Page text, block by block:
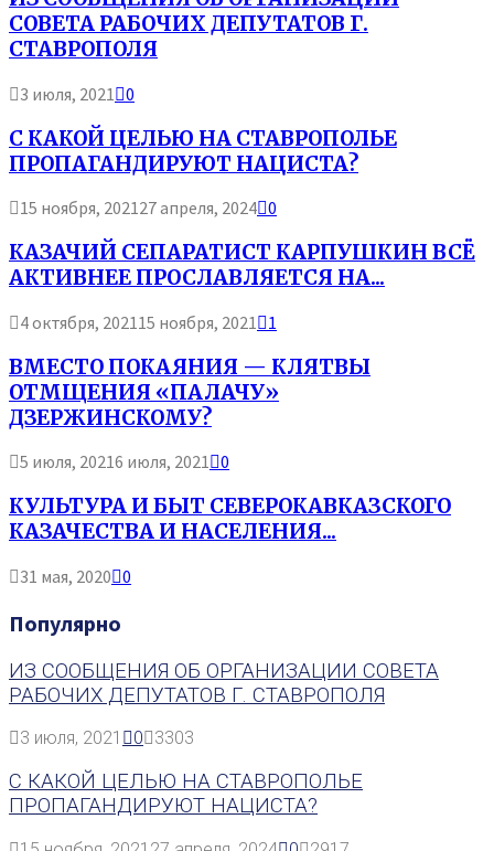
СОВЕТА РАБОЧИХ ДЕПУТАТОВ Г.
СТАВРОПОЛЯ
3 июля, 2021 0
С КАКОЙ ЦЕЛЬЮ НА СТАВРОПОЛЬЕ
ПРОПАГАНДИРУЮТ НАЦИСТА?
15 ноября, 202127 апреля, 2024 0
КАЗАЧИЙ СЕПАРАТИСТ КАРПУШКИН ВСЁ
АКТИВНЕЕ ПРОСЛАВЛЯЕТСЯ НА...
4 октября, 2021 15 ноября, 2021 1
ВМЕСТО ПОКАЯНИЯ — КЛЯТВЫ
ОТМЩЕНИЯ «ПАЛАЧУ»
ДЗЕРЖИНСКОМУ?
5 июля, 20216 июля, 2021 0
КУЛЬТУРА И БЫТ СЕВЕРОКАВКАЗСКОГО
КАЗАЧЕСТВА И НАСЕЛЕНИЯ...
31 мая, 2020 0
Популярно
ИЗ СООБЩЕНИЯ ОБ ОРГАНИЗАЦИИ СОВЕТА
РАБОЧИХ ДЕПУТАТОВ Г. СТАВРОПОЛЯ
3 июля, 2021 0 3303
С КАКОЙ ЦЕЛЬЮ НА СТАВРОПОЛЬЕ
ПРОПАГАНДИРУЮТ НАЦИСТА?